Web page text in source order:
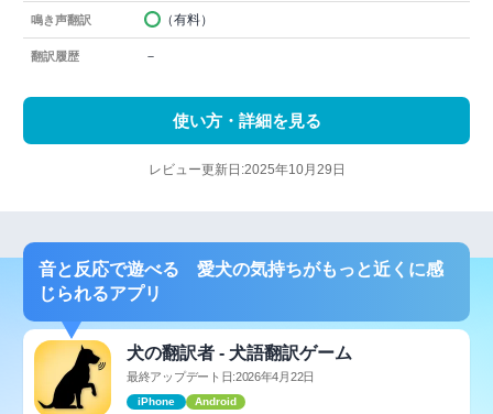
鳴き声翻訳 （有料）
翻訳履歴 －
使い方・詳細を見る
レビュー更新日:2025年10月29日
音と反応で遊べる 愛犬の気持ちがもっと近くに感
じられるアプリ
犬の翻訳者 - 犬語翻訳ゲーム
最終アップデート日:2026年4月22日
iPhone Android